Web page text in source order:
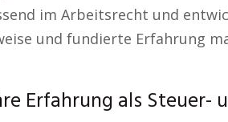
im Arbeitsrecht und
und fundierte Erfahrung
Erfahrung als